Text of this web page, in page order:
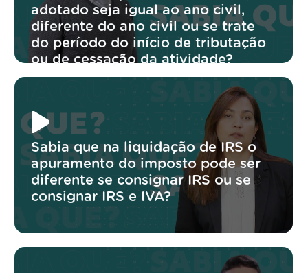
adotado seja igual ao ano civil,
diferente do ano civil ou se trate
do período do início de tributação
ou de cessação da atividade?
Sabia que na liquidação de IRS o
apuramento do imposto pode ser
diferente se consignar IRS ou se
consignar IRS e IVA?